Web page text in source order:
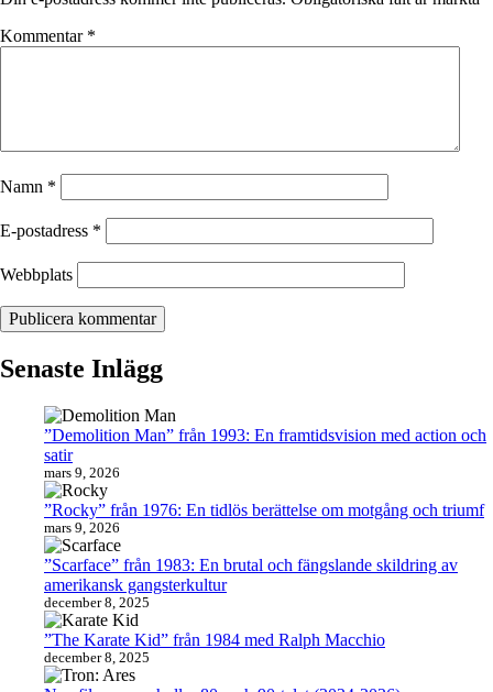
Kommentar *
Namn *
E-postadress *
Webbplats
Senaste Inlägg
”Demolition Man” från 1993: En framtidsvision med action och
satir
mars 9, 2026
”Rocky” från 1976: En tidlös berättelse om motgång och triumf
mars 9, 2026
”Scarface” från 1983: En brutal och fängslande skildring av
amerikansk gangsterkultur
december 8, 2025
”The Karate Kid” från 1984 med Ralph Macchio
december 8, 2025